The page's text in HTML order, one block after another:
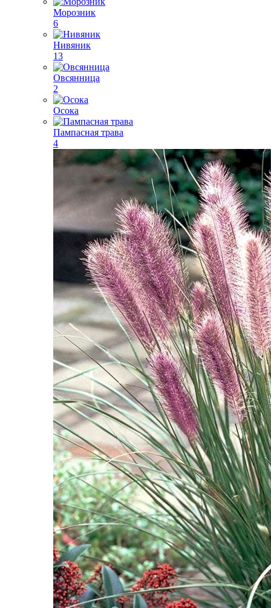
Морозник
6
Нивяник
13
Овсянница
2
Осока
Пампасная трава
4